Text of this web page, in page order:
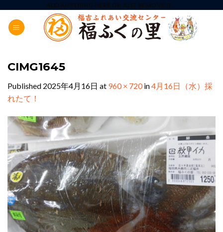
content
ADD ANYTHING HERE OR JUST REMOVE IT...
CIMG1645
Published 2025年4月16日 at 960 × 720in4月16日（水）採
れたて！